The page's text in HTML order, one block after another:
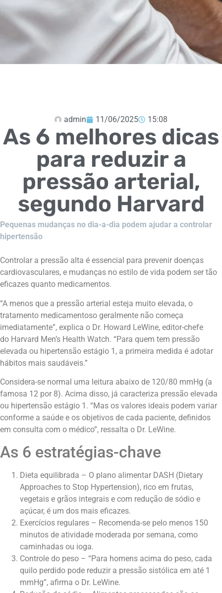
admin 11/06/2025 15:08
As 6 melhores dicas
para reduzir a
pressão arterial,
segundo Harvard
Pequenas mudanças no dia-a-dia podem ajudar a controlar
hipertensão
Controlar a pressão alta é essencial para prevenir doenças
cardiovasculares, e mudanças no estilo de vida podem ser tão
eficazes quanto medicamentos.
“A menos que a pressão arterial esteja muito elevada, o
tratamento medicamentoso geralmente não começa
imediatamente”, explica o Dr. Howard LeWine, editor-chefe
do Harvard Men’s Health Watch. “Para quem tem pressão
elevada ou hipertensão estágio 1, a primeira medida é adotar
hábitos mais saudáveis.”
Considera-se normal uma leitura abaixo de 120/80 mmHg (a
famosa 12 por 8). Acima disso, já caracteriza pressão elevada
ou hipertensão estágio 1. “Mas os valores ideais podem variar
conforme a saúde e os objetivos de cada paciente, definidos
em consulta com o médico”, ressalta o Dr. LeWine.
As 6 estratégias-chave
Dieta equilibrada – O plano alimentar DASH (Dietary
Approaches to Stop Hypertension), rico em frutas,
vegetais e grãos integrais e com redução de sódio e
açúcar, é um dos mais eficazes.
Exercícios regulares – Recomenda-se pelo menos 150
minutos de atividade moderada por semana, como
caminhadas ou ioga.
Controle do peso – “Para homens acima do peso, cada
quilo perdido pode reduzir a pressão sistólica em até 1
mmHg”, afirma o Dr. LeWine.